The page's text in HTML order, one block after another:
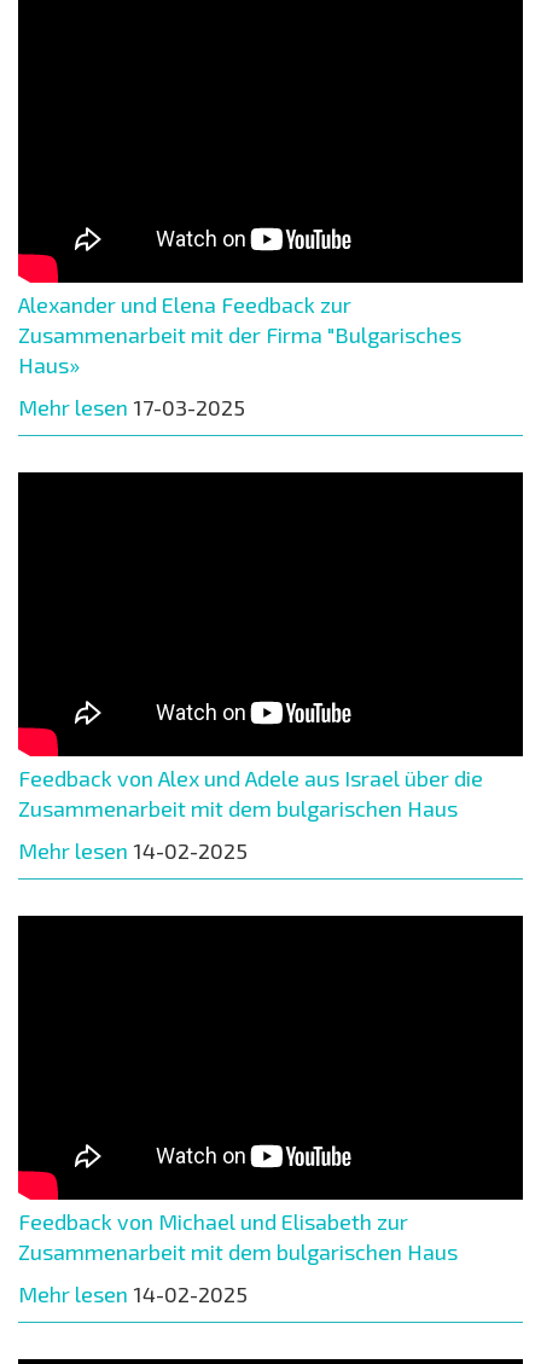
Alexander und Elena Feedback zur
Zusammenarbeit mit der Firma "Bulgarisches
Haus»
Mehr lesen 17-03-2025
Feedback von Alex und Adele aus Israel über die
Zusammenarbeit mit dem bulgarischen Haus
Mehr lesen 14-02-2025
Feedback von Michael und Elisabeth zur
Zusammenarbeit mit dem bulgarischen Haus
Mehr lesen 14-02-2025